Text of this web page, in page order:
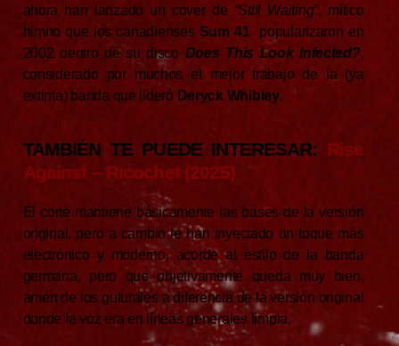
ahora han lanzado un cover de “Still Waiting”, mítico
himno que los canadienses Sum 41popularizaron en
2002 dentro de su disco Does This Look Infected?,
considerado por muchos el mejor trabajo de la (ya
extinta) banda que lideró Deryck Whibley.
TAMBIÉN TE PUEDE INTERESAR: Rise
Against – Ricochet (2025)
El corte mantiene básicamente las bases de la versión
original, pero a cambio le han inyectado un toque más
electrónico y moderno, acorde al estilo de la banda
germana, pero que objetivamente queda muy bien,
amén de los guturales a diferencia de la versión original
donde la voz era en líneas generales limpia.